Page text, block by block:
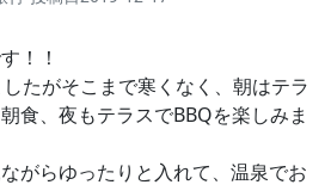
！！
たがそこまで寒くなく、朝はテラ
食、夜もテラスでBBQを楽しみま
がらゆったりと入れて、温泉でお